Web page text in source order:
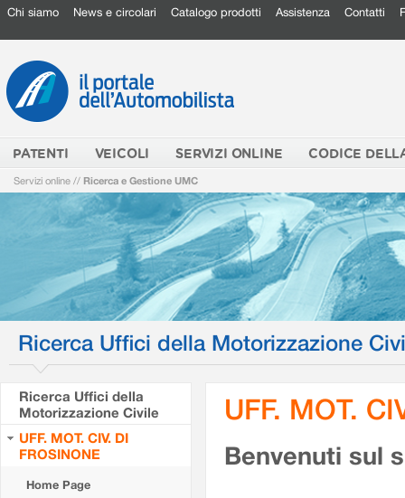
Chi siamo News e circolari Catalogo prodotti Assistenza Contatti
PATENTI VEICOLI SERVIZI ONLINE CODICE
Servizi online // Ricerca e Gestione UMC
Ricerca Uffici della Motorizzazione
Ricerca Uffici della
Motorizzazione Civile
UFF. MOT. CIV. DI
FROSINONE
Home Page
UFF. MOT.
Benvenuti sul